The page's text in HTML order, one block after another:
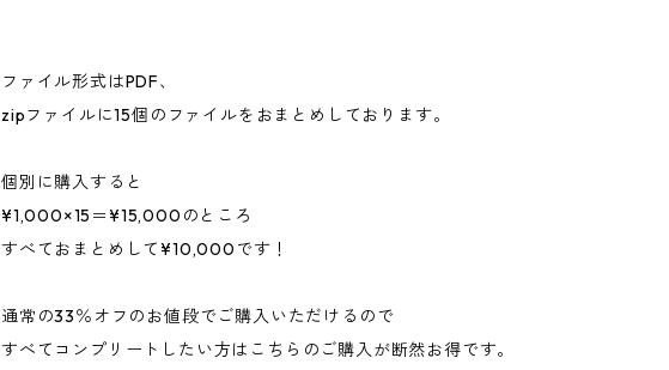
ファイル形式はPDF、
zipファイルに15個のファイルをおまとめしております。
個別に購入すると
¥1,000×15＝¥15,000のところ
すべておまとめして¥10,000です！
通常の33％オフのお値段でご購入いただけるので
すべてコンプリートしたい方はこちらのご購入が断然お得です。